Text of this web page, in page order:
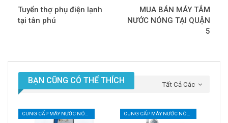
Tuyển thợ phụ điện lạnh
tại tân phú
MUA BÁN MÁY TẮM
NƯỚC NÓNG TẠI QUẬN
5
Tất Cả Các
BẠN CŨNG CÓ THỂ THÍCH
CUNG CẤP MÁY NƯỚC NÓNG LANH CUNG CẤP MÁY NƯỚC NÓNG LANH